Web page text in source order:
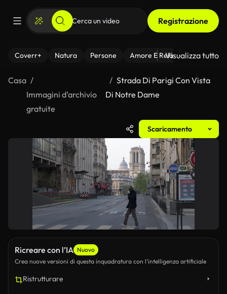
Registrazione
Coverr+ Natura Persone Amore E Relazioni Il
Visualizza tutto
Casa
Immagini d’archivio
gratuite
Strada Di Parigi Con Vista
Di Notre Dame
Scaricamento
Ricreare con l’IA Nuovo
Crea nuove versioni di questa inquadratura con l’intelligenza artificiale
Ristrutturare